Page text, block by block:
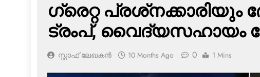
ഗ്രെറ്റ പ്രശ്‌നക്കാരിയും
ട്രംപ്, വൈദ്യസഹായം
സ്റ്റാഫ് ലേഖകൻ 10 Months Ago 0 1 Mins